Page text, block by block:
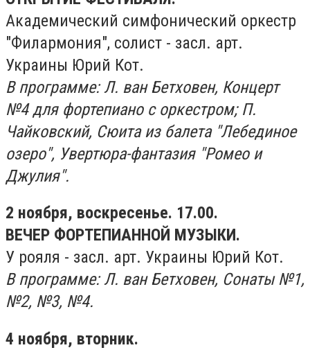
Академический симфонический оркестр
"Филармония", солист - засл. арт.
Украины Юрий Кот.
В программе: Л. ван Бетховен, Концерт
№4 для фортепиано с оркестром; П.
Чайковский, Сюита из балета "Лебединое
озеро", Увертюра-фантазия "Ромео и
Джулия".
2 ноября, воскресенье. 17.00.
ВЕЧЕР ФОРТЕПИАННОЙ МУЗЫКИ.
У рояля - засл. арт. Украины Юрий Кот.
В программе: Л. ван Бетховен, Сонаты №1,
№2, №3, №4.
4 ноября, вторник.